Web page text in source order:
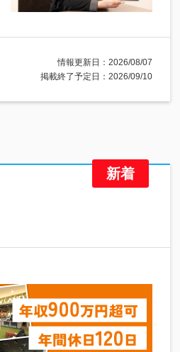
情報更新日：2026/08/07
掲載終了予定日：2026/09/10